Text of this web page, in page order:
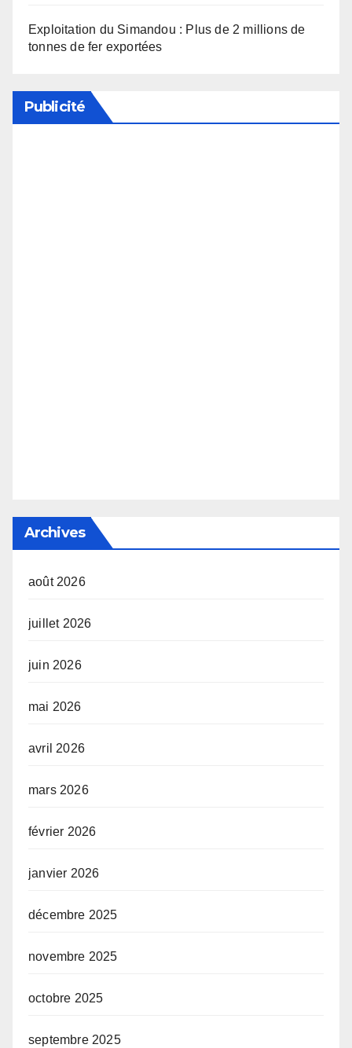
Exploitation du Simandou : Plus de 2 millions de
tonnes de fer exportées
Publicité
Archives
août 2026
juillet 2026
juin 2026
mai 2026
avril 2026
mars 2026
février 2026
janvier 2026
décembre 2025
novembre 2025
octobre 2025
septembre 2025